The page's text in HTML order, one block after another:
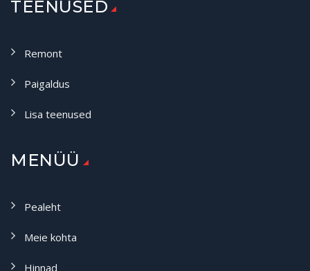
TEENUSED
Remont
Paigaldus
Lisa teenused
MENÜÜ
Pealeht
Meie kohta
Hinnad